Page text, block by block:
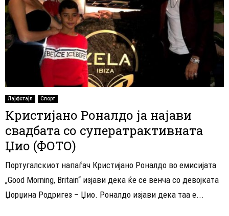
Лајфстајл Спорт
Кристијано Роналдо ја најави
свадбата со суператрактивната
Џио (ФОТО)
Португалскиот напаѓач Кристијано Роналдо во емисијата
„Good Morning, Britain“ изјави дека ќе се венча со девојката
Џорџина Родригез – Џио. Роналдо изјави дека таа е...